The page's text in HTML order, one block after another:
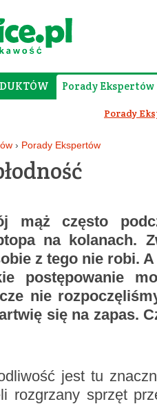
Porady Ekspertów
Forum
Porady
› Porady Ekspertów
mąż często
na kolanach.
z tego nie robi.
postępowanie
nie
się na zapas.
jest tu
rozgrzany sprzęt